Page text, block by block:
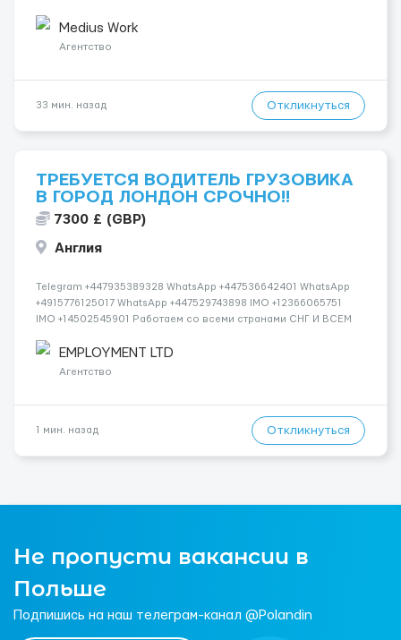
розумі. Оплата составляет 1600 €. Мобильность пациента:
Мобіл...
Medius Work
Агентство
33 мин. назад Откликнуться
ТРЕБУЕТСЯ ВОДИТЕЛЬ ГРУЗОВИКА
В ГОРОД ЛОНДОН СРОЧНО!!
7300 £ (GBP)
Англия
Telegram +447935389328 WhatsApp +447536642401 WhatsApp
+4915776125017 WhatsApp +447529743898 IMO +12366065751
IMO +14502545901 Работаем со всеми странами СНГ И ВСЕМ
Telegram:@Vitali_Novikovs ...
EMPLOYMENT LTD
Агентство
1 мин. назад Откликнуться
Не пропусти вакансии в
Польше
Подпишись на наш телеграм-канал @Polandin